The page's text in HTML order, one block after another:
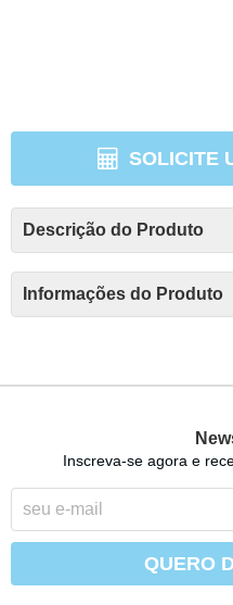
SOLICITE
Descrição do Produto
Informações do Produto
Inscreva-se agora e
QUERO